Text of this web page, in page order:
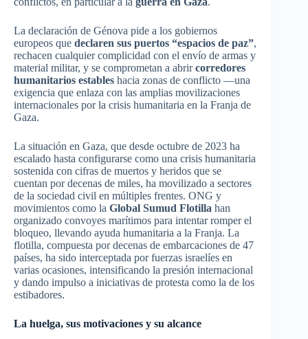
La declaración de Génova pide a los gobiernos
europeos que declaren sus puertos “espacios de paz”,
rechacen cualquier complicidad con el envío de armas y
material militar, y se comprometan a abrircorredores
humanitarios estables hacia zonas de conflicto —una
exigencia que enlaza con las amplias movilizaciones
internacionales por la crisis humanitaria en la Franja de
Gaza.
La situación en Gaza, que desde octubre de 2023 ha
escalado hasta configurarse como una crisis humanitaria
sostenida con cifras de muertos y heridos que se
cuentan por decenas de miles, ha movilizado a sectores
de la sociedad civil en múltiples frentes. ONG y
movimientos como la Global Sumud Flotilla han
organizado convoyes marítimos para intentar romper el
bloqueo, llevando ayuda humanitaria a la Franja. La
flotilla, compuesta por decenas de embarcaciones de 47
países, ha sido interceptada por fuerzas israelíes en
varias ocasiones, intensificando la presión internacional
y dando impulso a iniciativas de protesta como la de los
estibadores.
La huelga, sus motivaciones y su alcance